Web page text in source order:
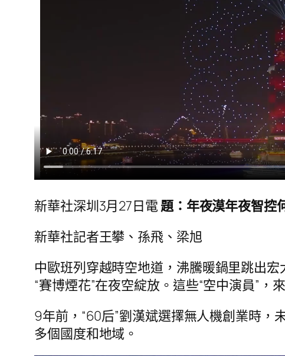
新華社深圳3月27日電題：年夜漠年夜智控
新華社記者王攀、孫飛、梁旭
中歐班列穿越時空地道，沸騰暖鍋里跳出
“賽博煙花”在夜空綻放。這些“空中演員”，
9年前，“60后”劉漢斌選擇無人機創業時，
多個國度和地域。